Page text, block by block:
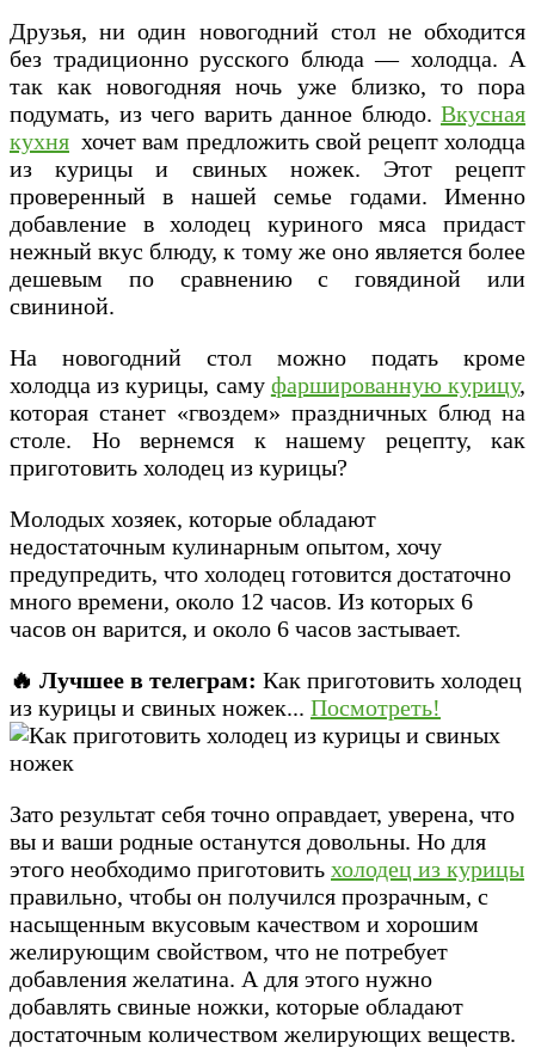
Друзья, ни один новогодний стол не обходится
без традиционно русского блюда — холодца. А
так как новогодняя ночь уже близко, то пора
подумать, из чего варить данное блюдо. Вкусная
кухня хочет вам предложить свой рецепт холодца
из курицы и свиных ножек. Этот рецепт
проверенный в нашей семье годами. Именно
добавление в холодец куриного мяса придаст
нежный вкус блюду, к тому же оно является более
дешевым по сравнению с говядиной или
свининой.
На новогодний стол можно подать кроме
холодца из курицы, саму фаршированную курицу,
которая станет «гвоздем» праздничных блюд на
столе. Но вернемся к нашему рецепту, как
приготовить холодец из курицы?
Молодых хозяек, которые обладают
недостаточным кулинарным опытом, хочу
предупредить, что холодец готовится достаточно
много времени, около 12 часов. Из которых 6
часов он варится, и около 6 часов застывает.
🔥 Лучшее в телеграм: Как приготовить холодец
из курицы и свиных ножек... Посмотреть!
Зато результат себя точно оправдает, уверена, что
вы и ваши родные останутся довольны. Но для
этого необходимо приготовить холодец из курицы
правильно, чтобы он получился прозрачным, с
насыщенным вкусовым качеством и хорошим
желирующим свойством, что не потребует
добавления желатина. А для этого нужно
добавлять свиные ножки, которые обладают
достаточным количеством желирующих веществ.